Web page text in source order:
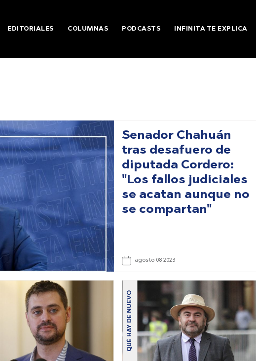
EDITORIALES COLUMNAS PODCASTS INFINITA TE EXPLICA
Senador Chahuán
tras desafuero de
diputada Cordero:
"Los fallos judiciales
se acatan aunque no
se compartan"
agosto 08 2023
QUÉ HAY DE NUEVO